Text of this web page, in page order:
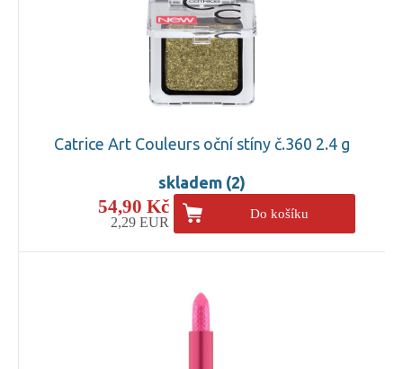
Catrice Art Couleurs oční stíny č.360 2.4 g
skladem (2)
54,90 Kč
2,29 EUR
Do košíku